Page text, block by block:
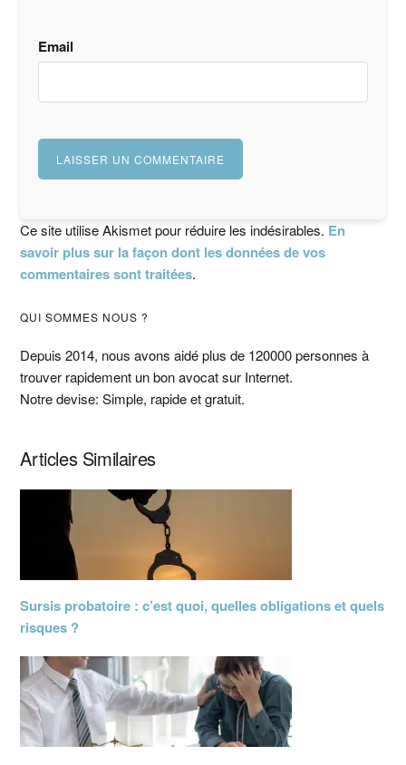
Email
Ce site utilise Akismet pour réduire les indésirables. En
savoir plus sur la façon dont les données de vos
commentaires sont traitées.
Barre
latérale
principale
QUI SOMMES NOUS ?
Depuis 2014, nous avons aidé plus de 120000 personnes à
trouver rapidement un bon avocat sur Internet.
Notre devise: Simple, rapide et gratuit.
Articles Similaires
Sursis probatoire : c’est quoi, quelles obligations et quels
risques ?